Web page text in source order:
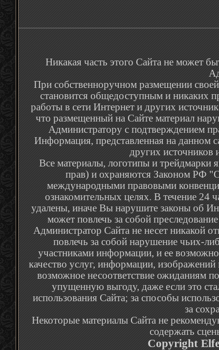
Никакая часть этого Сайта не может
При собственноручном размещении
становится общедоступным и никаких
работы в сети Интернет и других
что размещенный на Сайте материал
Администратору с подтверждением
Информация, представленная на данном
других
Все материалы, логотипы и трейдмарки
прав) и охраняются Законом РФ
международными правовыми
ознакомительных целях. В течение 24
удалены, иначе Вы нарушите законы об
может повлечь за собой
Администратор Сайта не несет никакой
повлечь за собой нарушение чьих-
участниками информации, и ее
качество услуг, информации,
возможное несоответствие ожиданиям
упущенную выгоду, даже если это
использования Сайта; за способы
за
Некоторые материалы Сайта не
содержать
Copyright